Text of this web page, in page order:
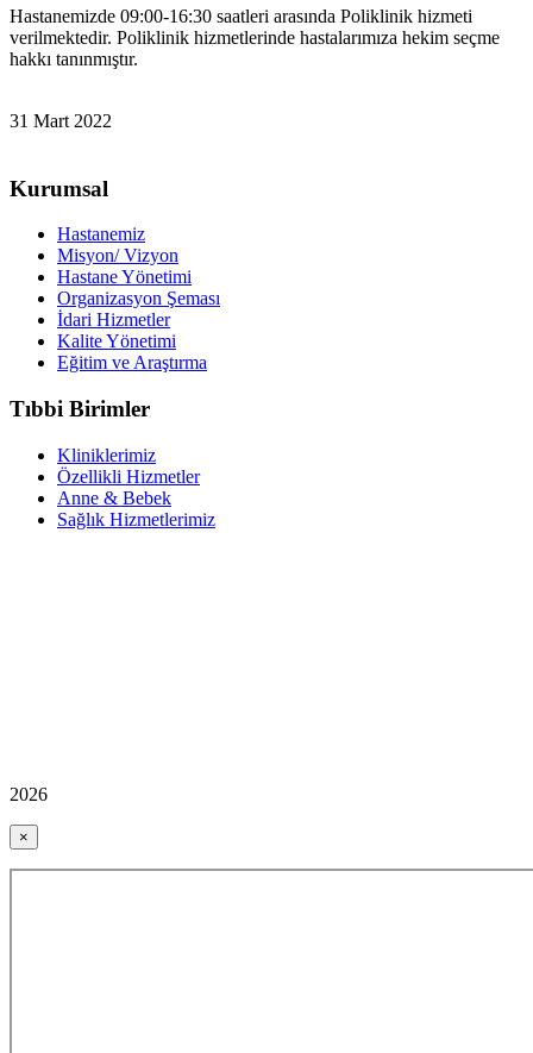
Hastanemizde 09:00-16:30 saatleri arasında Poliklinik hizmeti
verilmektedir. Poliklinik hizmetlerinde hastalarımıza hekim seçme
hakkı tanınmıştır.
31 Mart 2022
Kurumsal
Hastanemiz
Misyon/ Vizyon
Hastane Yönetimi
Organizasyon Şeması
İdari Hizmetler
Kalite Yönetimi
Eğitim ve Araştırma
Tıbbi Birimler
Kliniklerimiz
Özellikli Hizmetler
Anne & Bebek
Sağlık Hizmetlerimiz
2026
×